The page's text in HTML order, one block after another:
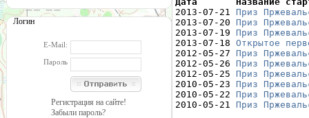
Логин
E-Mail:
Пароль
Регистрация на сайте!
Забыли пароль?
2013-07-21 Приз
2013-07-20 Приз
2013-07-19 Приз
2013-07-18 Открытое
2012-05-27 Приз
2012-05-26 Приз
2012-05-25 Приз
2010-05-23 Приз
2010-05-22 Приз
2010-05-21 Приз